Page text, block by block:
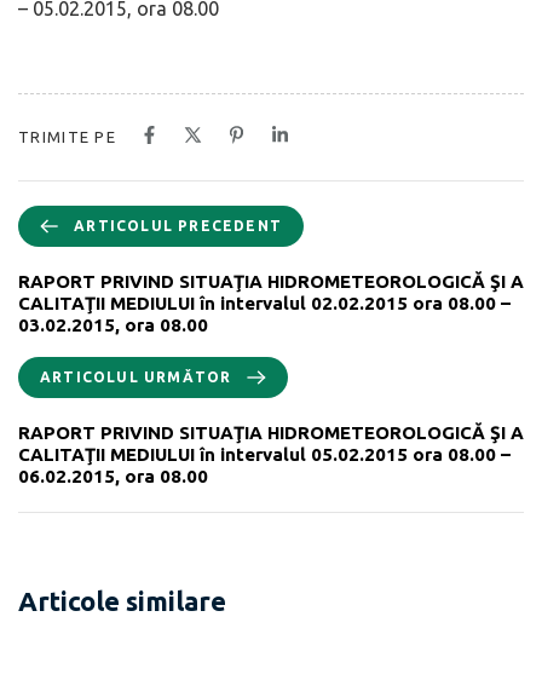
– 05.02.2015, ora 08.00
TRIMITE PE
ARTICOLUL PRECEDENT
RAPORT PRIVIND SITUAŢIA HIDROMETEOROLOGICĂ ŞI A
CALITAŢII MEDIULUI în intervalul 02.02.2015 ora 08.00 –
03.02.2015, ora 08.00
ARTICOLUL URMĂTOR
RAPORT PRIVIND SITUAŢIA HIDROMETEOROLOGICĂ ŞI A
CALITAŢII MEDIULUI în intervalul 05.02.2015 ora 08.00 –
06.02.2015, ora 08.00
Articole similare